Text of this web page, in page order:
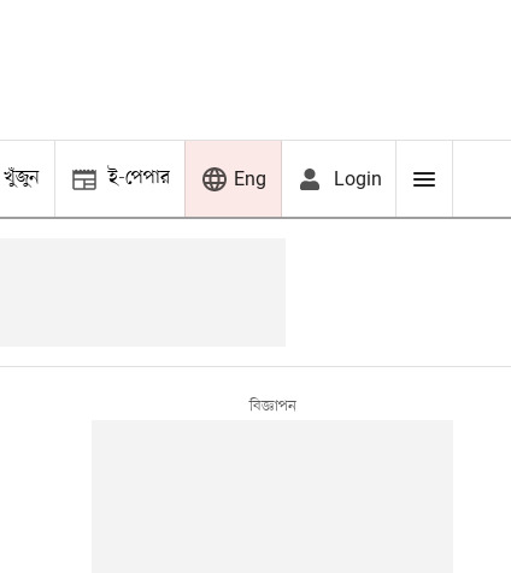
খুঁজুন ই-পেপার Eng Login